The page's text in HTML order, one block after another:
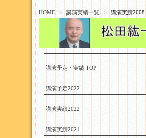
HOME > 講演実績一覧 > 講演実績2008
講演予定・実績 TOP
講演予定2022
講演実績2022
講演実績2021